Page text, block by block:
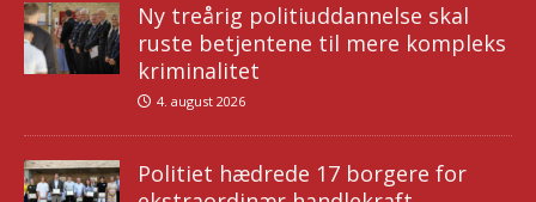
Ny treårig politiuddannelse skal
ruste betjentene til mere kompleks
kriminalitet
4. august 2026
Politiet hædrede 17 borgere for